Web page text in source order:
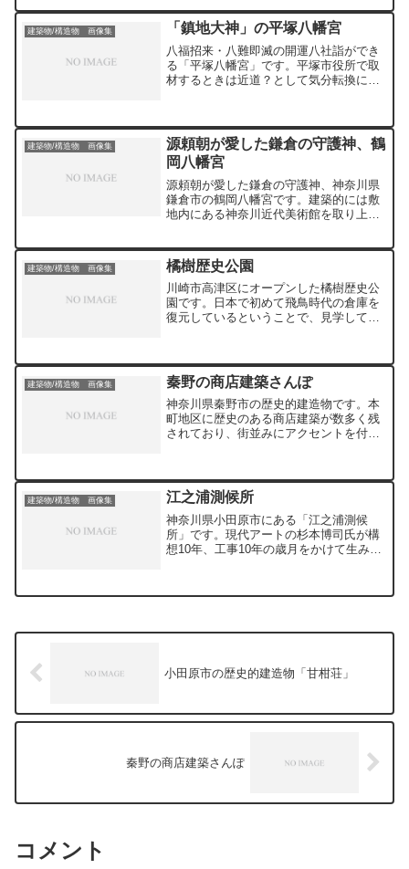
化財に指定されている三重塔や、優美な
姿を見せる聴秋閣など、いずれも職人の
技が光る貴重な文化財ばかり。池泉を巡
りながら、それぞれの建物が持つ歴史と
物語に思いを馳せることができます。
Away from the hustle and bustle of
historic old buildings and flowers of the
four seasons.Its attraction is a group of
historical buildings relocated from Kyoto
and Kamakura.The three-story pagoda,
designated as an important cultural
property, and the graceful Chishukaku
Pavilion are all valuable cultural assets
pond and fountain, visitors can ponder
the history and stories of each building.
建築物/構造物 画像集 「鎮地大神」の平塚八幡宮
八福招来・八難即滅の開運八社詣ができ
る「平塚八幡宮」です。平塚市役所で取
材するときは近道？として気分転換に通
（笑）。神社としては相模の國一國一社
の有名なところです。「鎮地大神」と称
えられており、幾多の大災害を乗り越
え、被害にあい、復興してきました。大
規模な災害が懸念されている2025年に向
けて、お参りしましょう！神馬（しん
め）の皐月（さつき）と東風（こち）が
建築物/構造物 画像集
源頼朝が愛した鎌倉の守護神、鶴
岡八幡宮
源頼朝が愛した鎌倉の守護神、神奈川県
鎌倉市の鶴岡八幡宮です。建築的には敷
地内にある神奈川近代美術館を取り上げ
倉の住民と話す時、鎌倉幕府は必ずキー
ワードになったことが思い出されます。
鎌倉幕府の時から決まっているから今
更、日本政府の言うことには従えないよ
うなことを言う人が多かった気がしま
られて、小さな今風の家になってしまっ
ているのが残念ですが、観光地を離れる
と、まだ鎌倉らしさは残っているような
気がしました。あと残念なのは鎌倉文学
館などの洋館が見られなくなっていたこ
建築物/構造物 画像集 橘樹歴史公園
川崎市高津区にオープンした橘樹歴史公
園です。日本で初めて飛鳥時代の倉庫を
復元しているということで、見学してき
材が使われ、木材の加工も当時の技法に
倣っているようです。付近に駐車場もな
いので苦労します。「川崎市も頑張った
なぁ～」が素直な感想です。今回の撮影
では「橘樹郡家跡」ですが、徒歩５分ほ
どのところに「影向寺」があり、こちら
建築物/構造物 画像集 秦野の商店建築さんぽ
神奈川県秦野市の歴史的建造物です。本
町地区に歴史のある商店建築が数多く残
されており、街並みにアクセントを付け
プなどに利活用されて、賑わい創出の役
割も果たしています。秦野市は水が綺麗
な場所（弘法の清水が湧いている）です
ので、コーヒーやお茶は美味しいでしょ
う。最後の神社は商店建築ではありませ
んが、歴史的建造物ということで御容赦
建築物/構造物 画像集 江之浦測候所
神奈川県小田原市にある「江之浦測候
所」です。現代アートの杉本博司氏が構
想10年、工事10年の歳月をかけて生み出
作品であると思いました。入場は入替制
日常空間でありながら普段は見られない
小田原市の歴史的建造物「甘柑荘」
秦野の商店建築さんぽ
コメント